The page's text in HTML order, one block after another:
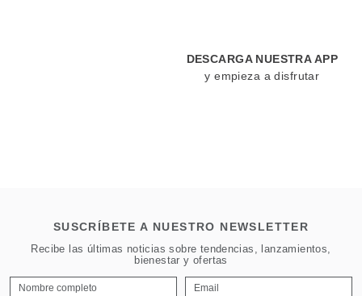
DESCARGA NUESTRA APP
y empieza a disfrutar
SUSCRÍBETE A NUESTRO NEWSLETTER
Recibe las últimas noticias sobre tendencias, lanzamientos,
bienestar y ofertas